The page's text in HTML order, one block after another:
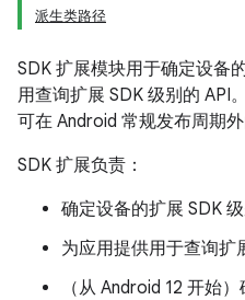
派生类路径
SDK 扩展模块用于确定设备
用查询扩展 SDK 级别的 API
可在 Android 常规发布周期
SDK 扩展负责：
确定设备的扩展 SDK 级
为应用提供用于查询扩
（从 Android 12 开始